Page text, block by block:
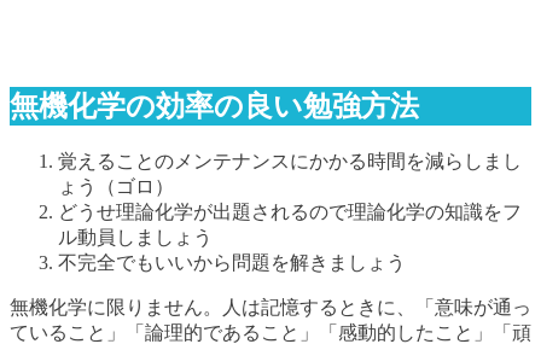
無機化学の効率の良い勉強方法
覚えることのメンテナンスにかかる時間を減らしまし
ょう（ゴロ）
どうせ理論化学が出題されるので理論化学の知識をフ
ル動員しましょう
不完全でもいいから問題を解きましょう
無機化学に限りません。人は記憶するときに、「意味が通っ
ていること」「論理的であること」「感動的したこと」「頑